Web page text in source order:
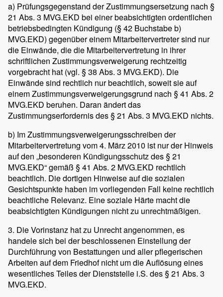
a) Prüfungsgegenstand der Zustimmungsersetzung nach §
21 Abs. 3 MVG.EKD bei einer beabsichtigten ordentlichen
betriebsbedingten Kündigung (§ 42 Buchstabe b)
MVG.EKD) gegenüber einem Mitarbeitervertreter sind nur
die Einwände, die die Mitarbeitervertretung in ihrer
schriftlichen Zustimmungsverweigerung rechtzeitig
vorgebracht hat (vgl. § 38 Abs. 3 MVG.EKD). Die
Einwände sind rechtlich nur beachtlich, soweit sie auf
einem Zustimmungsverweigerungsgrund nach § 41 Abs. 2
MVG.EKD beruhen. Daran ändert das
Zustimmungserfordernis des § 21 Abs. 3 MVG.EKD nichts.
b) Im Zustimmungsverweigerungsschreiben der
Mitarbeitervertretung vom 4. März 2010 ist nur der Hinweis
auf den „besonderen Kündigungsschutz des § 21
MVG.EKD“ gemäß § 41 Abs. 2 MVG.EKD rechtlich
beachtlich. Die dortigen Hinweise auf die sozialen
Gesichtspunkte haben im vorliegenden Fall keine rechtlich
beachtliche Relevanz. Eine soziale Härte macht die
beabsichtigten Kündigungen nicht zu unrechtmäßigen.
3. Die Vorinstanz hat zu Unrecht angenommen, es
handele sich bei der beschlossenen Einstellung der
Durchführung von Bestattungen und aller pflegerischen
Arbeiten auf dem Friedhof nicht um die Auflösung eines
wesentliches Teiles der Dienststelle i.S. des § 21 Abs. 3
MVG.EKD.